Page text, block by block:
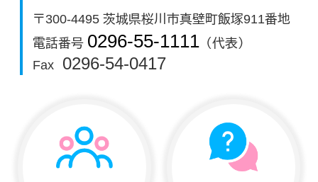
〒300-4495 茨城県桜川市真壁町飯塚911番地
電話番号 0296-55-1111 （代表）
Fax
0296-54-0417